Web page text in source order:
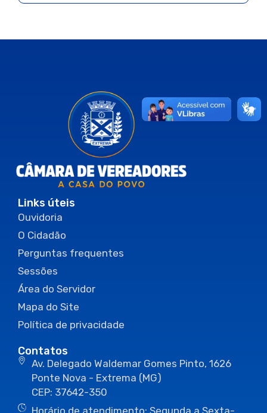
Links úteis
Ouvidoria
O Cidadão
Perguntas frequentes
Sessões
Área do Servidor
Mapa do Site
Política de privacidade
Contatos
Av. Delegado Waldemar Gomes Pinto, 1626
Ponte Nova - Extrema (MG)
CEP: 37642-350